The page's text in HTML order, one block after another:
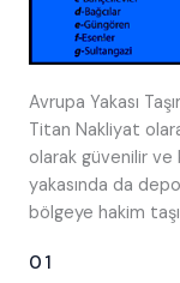
Avrupa Yakası
Titan Nakliyat
olarak güvenilir ve
yakasında da
bölgeye hakim
01